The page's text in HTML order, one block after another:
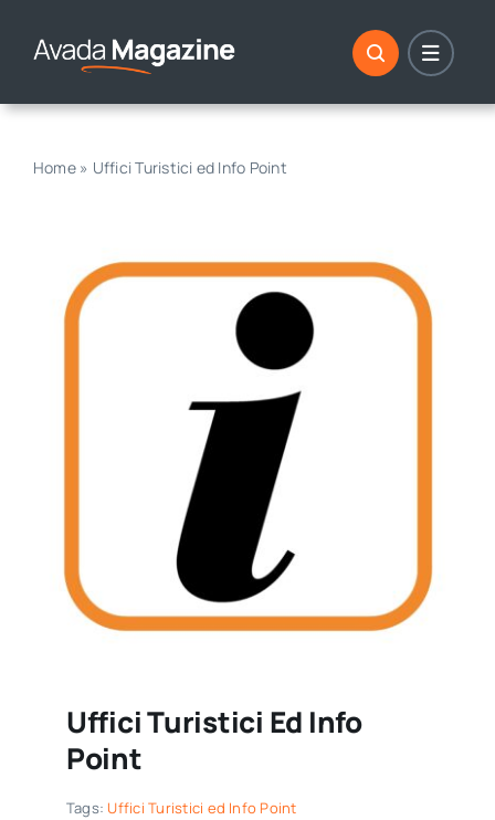
Home» Uffici Turistici ed Info Point
Uffici Turistici Ed Info
Point
Tags: Uffici Turistici ed Info Point